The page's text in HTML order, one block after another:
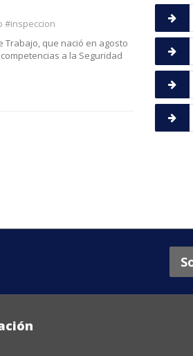
#inspeccion
Trabajo, que nació en agosto
a la Seguridad